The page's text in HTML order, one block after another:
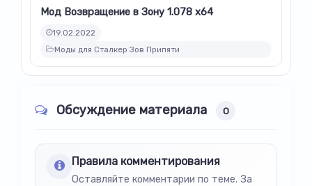
Мод Возвращение в Зону 1.078 x64
19.02.2022
Моды для Сталкер Зов Припяти
Обсуждение материала 0
Правила комментирования
Оставляйте комментарии по теме. За